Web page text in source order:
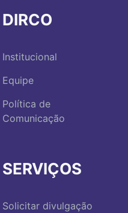
DIRCO
Institucional
Equipe
Política de
Comunicação
SERVIÇOS
Solicitar divulgação